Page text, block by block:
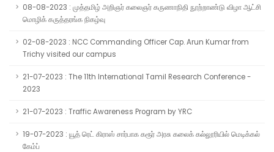
08-08-2023 : முத்தமிழ் அறிஞர் கலைஞர் கருணாநிதி நூற்றாண்டு விழா ஆட்சி
மொழிக் கருத்தரங்க நிகழ்வு
02-08-2023 : NCC Commanding Officer Cap. Arun Kumar from
Trichy visited our campus
21-07-2023 : The 11th International Tamil Research Conference -
2023
21-07-2023 : Traffic Awareness Program by YRC
19-07-2023 : யூத் ரெட் கிராஸ் சார்பாக கரூர் அரசு கலைக் கல்லூரியில் மெடிக்கல்
கேம்ப்